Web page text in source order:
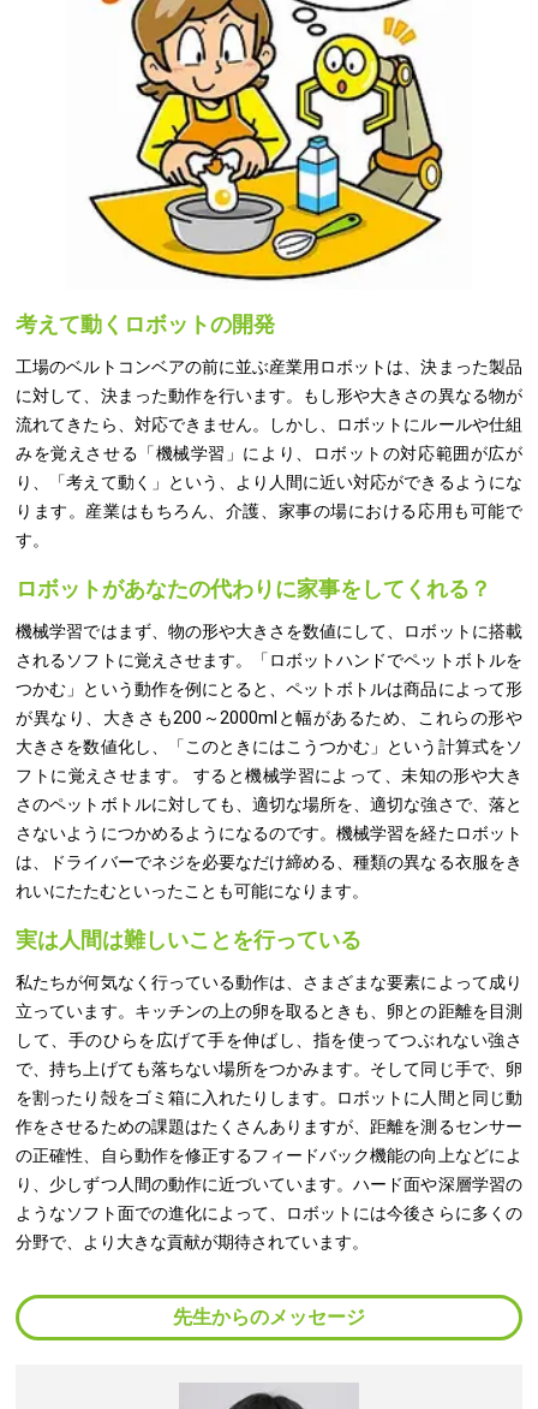
考えて動くロボットの開発
工場のベルトコンベアの前に並ぶ産業用ロボットは、決まった製品
に対して、決まった動作を行います。もし形や大きさの異なる物が
流れてきたら、対応できません。しかし、ロボットにルールや仕組
みを覚えさせる「機械学習」により、ロボットの対応範囲が広が
り、「考えて動く」という、より人間に近い対応ができるようにな
ります。産業はもちろん、介護、家事の場における応用も可能で
す。
ロボットがあなたの代わりに家事をしてくれる？
機械学習ではまず、物の形や大きさを数値にして、ロボットに搭載
されるソフトに覚えさせます。「ロボットハンドでペットボトルを
つかむ」という動作を例にとると、ペットボトルは商品によって形
が異なり、大きさも200～2000mlと幅があるため、これらの形や
大きさを数値化し、「このときにはこうつかむ」という計算式をソ
フトに覚えさせます。 すると機械学習によって、未知の形や大き
さのペットボトルに対しても、適切な場所を、適切な強さで、落と
さないようにつかめるようになるのです。機械学習を経たロボット
は、ドライバーでネジを必要なだけ締める、種類の異なる衣服をき
れいにたたむといったことも可能になります。
実は人間は難しいことを行っている
私たちが何気なく行っている動作は、さまざまな要素によって成り
立っています。キッチンの上の卵を取るときも、卵との距離を目測
して、手のひらを広げて手を伸ばし、指を使ってつぶれない強さ
で、持ち上げても落ちない場所をつかみます。そして同じ手で、卵
を割ったり殻をゴミ箱に入れたりします。ロボットに人間と同じ動
作をさせるための課題はたくさんありますが、距離を測るセンサー
の正確性、自ら動作を修正するフィードバック機能の向上などによ
り、少しずつ人間の動作に近づいています。ハード面や深層学習の
ようなソフト面での進化によって、ロボットには今後さらに多くの
分野で、より大きな貢献が期待されています。
先生からのメッセージ